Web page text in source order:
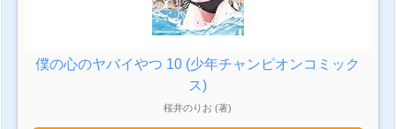
僕の心のヤバイやつ 10 (少年チャンピオンコミック
ス)
桜井のりお (著)